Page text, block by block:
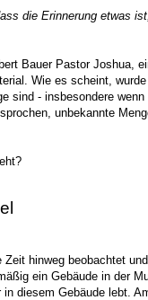
die Erinnerung etwas
Bauer Pastor
Wie es scheint,
- insbesondere
unbekannte
hinweg beobachtet
ein Gebäude in der
diesem Gebäude lebt.